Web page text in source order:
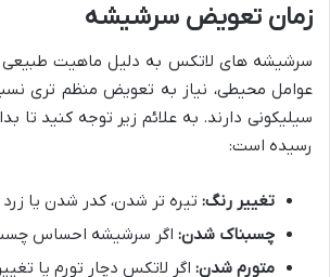
زمان تعویض سرشیشه
سرشیشه های لاتکس به دلیل ماهیت
عوامل محیطی، نیاز به تعویض منظم تری
سیلیکونی دارند. به علائم زیر توجه کنید تا
رسیده است:
تغییر رنگ: تیره تر شدن، کدر شدن یا
چسبناک شدن: اگر سرشیشه احساس
متورم شدن: اگر لاتکس دچار تورم یا